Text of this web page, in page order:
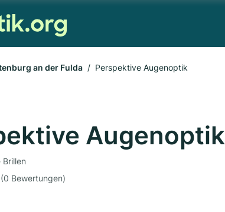
an der Fulda Perspektive Augenoptik
Augenoptik
(0 Bewertungen)